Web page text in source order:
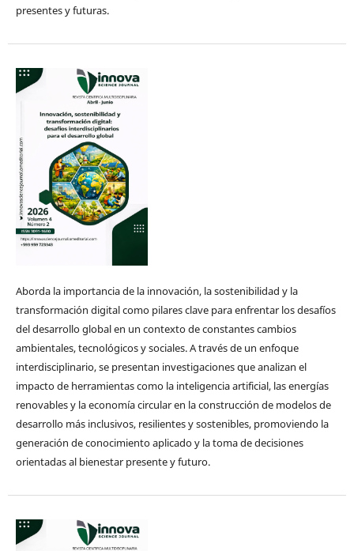
presentes y futuras.
Aborda la importancia de la innovación, la sostenibilidad y la
transformación digital como pilares clave para enfrentar los desafíos
del desarrollo global en un contexto de constantes cambios
ambientales, tecnológicos y sociales. A través de un enfoque
interdisciplinario, se presentan investigaciones que analizan el
impacto de herramientas como la inteligencia artificial, las energías
renovables y la economía circular en la construcción de modelos de
desarrollo más inclusivos, resilientes y sostenibles, promoviendo la
generación de conocimiento aplicado y la toma de decisiones
orientadas al bienestar presente y futuro.